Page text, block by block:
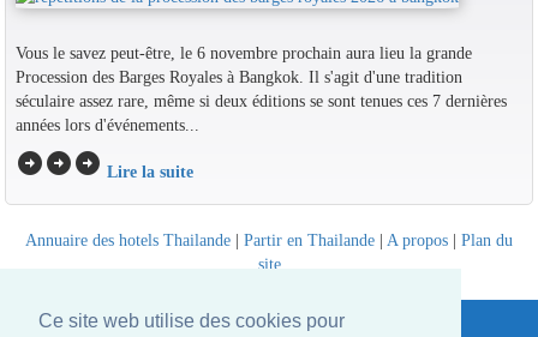
Ce site web utilise des cookies pour
Vous le savez peut-être, le 6 novembre prochain aura lieu la grande
Procession des Barges Royales à Bangkok. Il s'agit d'une tradition
séculaire assez rare, même si deux éditions se sont tenues ces 7 dernières
années lors d'événements...
arrow_circle_rightarrow_circle_rightarrow_circle_right Lire la suite
Annuaire des hotels Thailande | Partir en Thailande | A propos | Plan du
site